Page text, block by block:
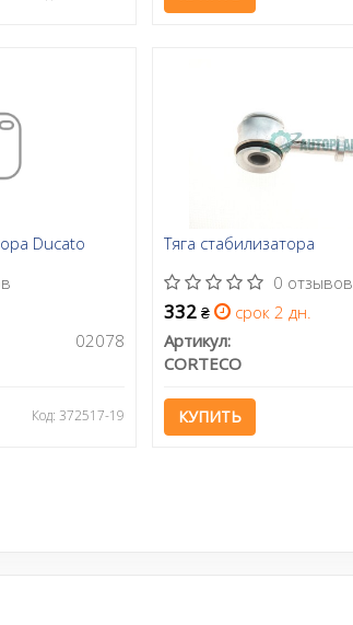
Ducato
02078
Код: 372517-19
Тяга стабилизатора
0 отзывов
332₴
срок 2 дн.
Артикул:
CORTECO
КУПИТЬ